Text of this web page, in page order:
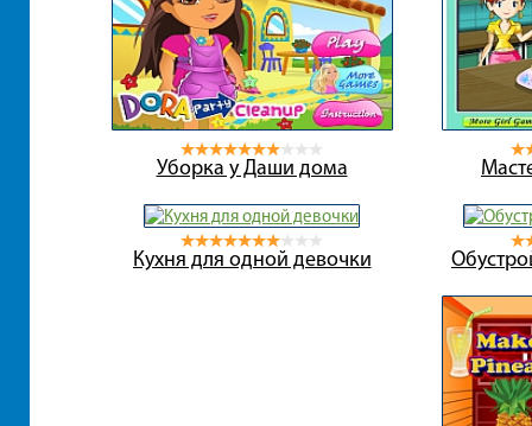
Уборка у Даши дома
Кухня для одной девочки